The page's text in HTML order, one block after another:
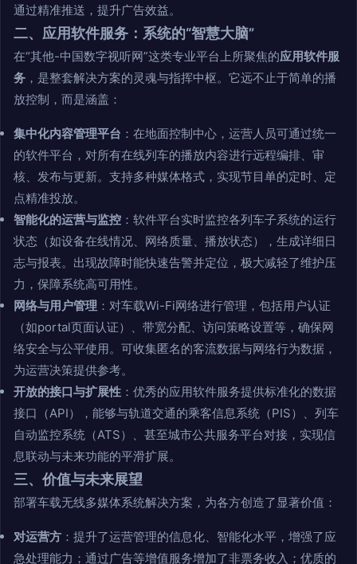
通过精准推送，提升广告效益。
二、应用软件服务：系统的“智慧大脑”
在“其他-中国数字视听网”这类专业平台上所聚焦的应用软件服
务 ，是整套解决方案的灵魂与指挥中枢。它远不止于简单的播
放控制，而是涵盖：
集中化内容管理平台 ：在地面控制中心，运营人员可通过统一
的软件平台，对所有在线列车的播放内容进行远程编排、审
核、发布与更新。支持多种媒体格式，实现节目单的定时、定
点精准投放。
智能化的运营与监控 ：软件平台实时监控各列车子系统的运行
状态（如设备在线情况、网络质量、播放状态），生成详细日
志与报表。出现故障时能快速告警并定位，极大减轻了维护压
力，保障系统高可用性。
网络与用户管理 ：对车载Wi-Fi网络进行管理，包括用户认证
（如portal页面认证）、带宽分配、访问策略设置等，确保网
络安全与公平使用。可收集匿名的客流数据与网络行为数据，
为运营决策提供参考。
开放的接口与扩展性 ：优秀的应用软件服务提供标准化的数据
接口（API），能够与轨道交通的乘客信息系统（PIS）、列车
自动监控系统（ATS）、甚至城市公共服务平台对接，实现信
息联动与未来功能的平滑扩展。
三、价值与未来展望
部署车载无线多媒体系统解决方案，为各方创造了显著价值：
对运营方 ：提升了运营管理的信息化、智能化水平，增强了应
急处理能力；通过广告等增值服务增加了非票务收入；优质的